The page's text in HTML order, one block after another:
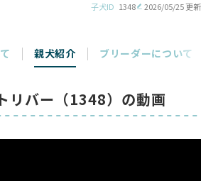
子犬ID 1348 2026/05/25 更新
親犬紹介 ブリーダーについて
リバー（1348）の動画